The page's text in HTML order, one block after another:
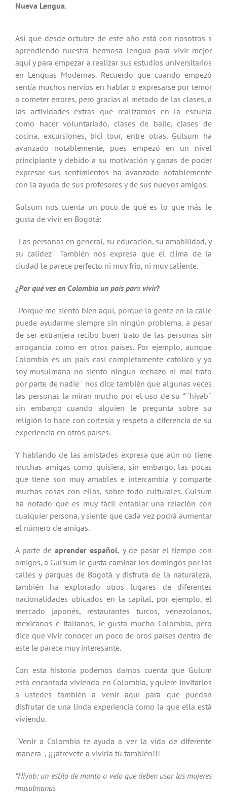
Nueva Lengua.
Así que desde octubre de este año está con nosotros s
aprendiendo nuestra hermosa lengua para vivir mejor
aquí y para empezar a realizar sus estudios universitarios
en Lenguas Modernas. Recuerdo que cuando empezó
sentía muchos nervios en hablar o expresarse por temor
a cometer errores, pero gracias al método de las clases, a
las actividades extras que realizamos en la escuela
como hacer voluntariado, clases de baile, clases de
cocina, excursiones, bici tour, entre otras, Gulsum ha
avanzado notablemente, pues empezó en un nivel
principiante y debido a su motivación y ganas de poder
expresar sus sentimientos ha avanzado notablemente
con la ayuda de sus profesores y de sus nuevos amigos.
Gulsum nos cuenta un poco de qué es lo que más le
gusta de vivir en Bogotá:
¨Las personas en general, su educación, su amabilidad, y
su calidez¨ También nos expresa que el clima de la
ciudad le parece perfecto ni muy frio, ni muy caliente.
¿Por qué ves en Colombia un país para vivir?
¨Porque me siento bien aquí, porque la gente en la calle
puede ayudarme siempre sin ningún problema, a pesar
de ser extranjera recibo buen trato de las personas sin
arrogancia como en otros países. Por ejemplo, aunque
Colombia es un país casi completamente católico y yo
soy musulmana no siento ningún rechazo ni mal trato
por parte de nadie¨ nos dice también que algunas veces
las personas la miran mucho por el uso de su *¨hiyab¨
sin embargo cuando alguien le pregunta sobre su
religión lo hace con cortesía y respeto a diferencia de su
experiencia en otros países.
Y hablando de las amistades expresa que aún no tiene
muchas amigas como quisiera, sin embargo, las pocas
que tiene son muy amables e intercambia y comparte
muchas cosas con ellas, sobre todo culturales. Gulsum
ha notado que es muy fácil entablar una relación con
cualquier persona, y siente que cada vez podrá aumentar
el número de amigas.
A parte deaprender español, y de pasar el tiempo con
amigos, a Gulsum le gusta caminar los domingos por las
calles y parques de Bogotá y disfruta de la naturaleza,
también ha explorado otros lugares de diferentes
nacionalidades ubicados en la capital, por ejemplo, el
mercado japonés, restaurantes turcos, venezolanos,
mexicanos e italianos, le gusta mucho Colombia, pero
dice que vivir conocer un poco de oros países dentro de
este le parece muy interesante.
Con esta historia podemos darnos cuenta que Gulum
está encantada viviendo en Colombia, y quiere invitarlos
a ustedes también a venir aquí para que puedan
disfrutar de una linda experiencia como la que ella está
viviendo.
¨Venir a Colombia te ayuda a ver la vida de diferente
manera¨, ¡¡¡atrévete a vivirla tú también!!!
*Hiyab: un estilo de manto o velo que deben usar las mujeres
musulmanas